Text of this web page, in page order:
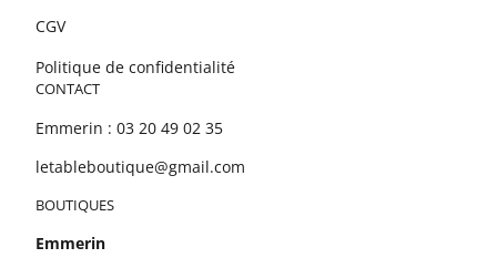
CGV
Politique de confidentialité
CONTACT
Emmerin : 03 20 49 02 35
letableboutique@gmail.com
BOUTIQUES
Emmerin